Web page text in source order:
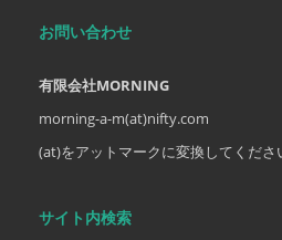
お問い合わせ
有限会社MORNING
morning-a-m(at)nifty.com
(at)をアットマークに変換してくださ
サイト内検索